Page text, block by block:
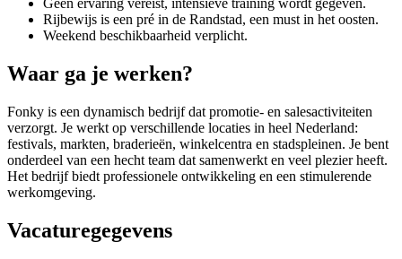
Geen ervaring vereist, intensieve training wordt gegeven.
Rijbewijs is een pré in de Randstad, een must in het oosten.
Weekend beschikbaarheid verplicht.
Waar ga je werken?
Fonky is een dynamisch bedrijf dat promotie- en salesactiviteiten
verzorgt. Je werkt op verschillende locaties in heel Nederland:
festivals, markten, braderieën, winkelcentra en stadspleinen. Je bent
onderdeel van een hecht team dat samenwerkt en veel plezier heeft.
Het bedrijf biedt professionele ontwikkeling en een stimulerende
werkomgeving.
Vacaturegegevens